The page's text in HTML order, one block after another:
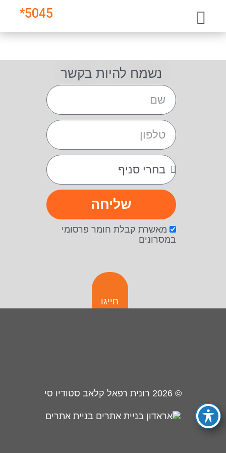
5045
*
נשמח להיות בקשר
מאשרת קבלת חומר פרסומי
במסרונים
שליחה
חייגו
© 2026 רונית רפאל קלאב סטודיו סי
בניית אתרים